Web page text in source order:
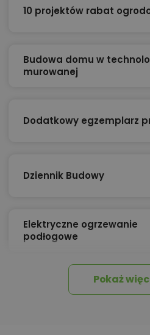
10 projektów rabat
Budowa domu w
murowanej
Dodatkowy egzemplarz
Dziennik Budowy
Elektryczne ogrzewanie
podłogowe
Izolacja celulozowa
Pokaż